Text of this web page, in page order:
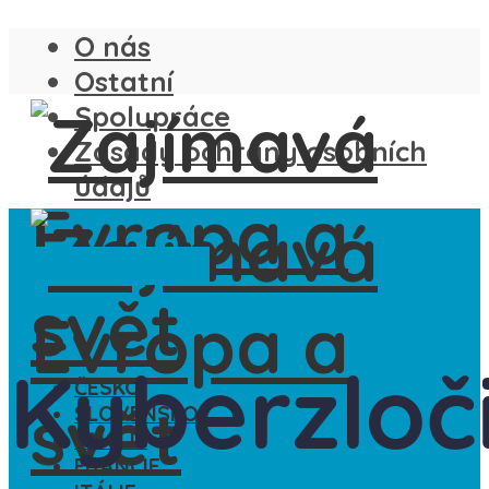
O nás
Ostatní
Spolupráce
Zásady ochrany osobních
údajů
ČESKO
SLOVENSKO
ANGLIE
FRANCIE